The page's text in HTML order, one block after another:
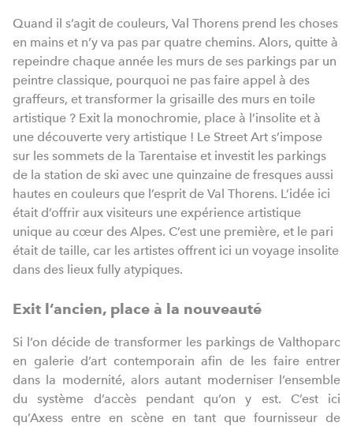
Quand il s’agit de couleurs, Val Thorens prend les choses
en mains et n’y va pas par quatre chemins. Alors, quitte à
repeindre chaque année les murs de ses parkings par un
peintre classique, pourquoi ne pas faire appel à des
graffeurs, et transformer la grisaille des murs en toile
artistique ? Exit la monochromie, place à l’insolite et à
une découverte very artistique ! Le Street Art s’impose
sur les sommets de la Tarentaise et investit les parkings
de la station de ski avec une quinzaine de fresques aussi
hautes en couleurs que l’esprit de Val Thorens. L’idée ici
était d’offrir aux visiteurs une expérience artistique
unique au cœur des Alpes. C’est une première, et le pari
était de taille, car les artistes offrent ici un voyage insolite
dans des lieux fully atypiques.
Exit l’ancien, place à la nouveauté
Si l’on décide de transformer les parkings de Valthoparc
en galerie d’art contemporain afin de les faire entrer
dans la modernité, alors autant moderniser l’ensemble
du système d’accès pendant qu’on y est. C’est ici
qu’Axess entre en scène en tant que fournisseur de